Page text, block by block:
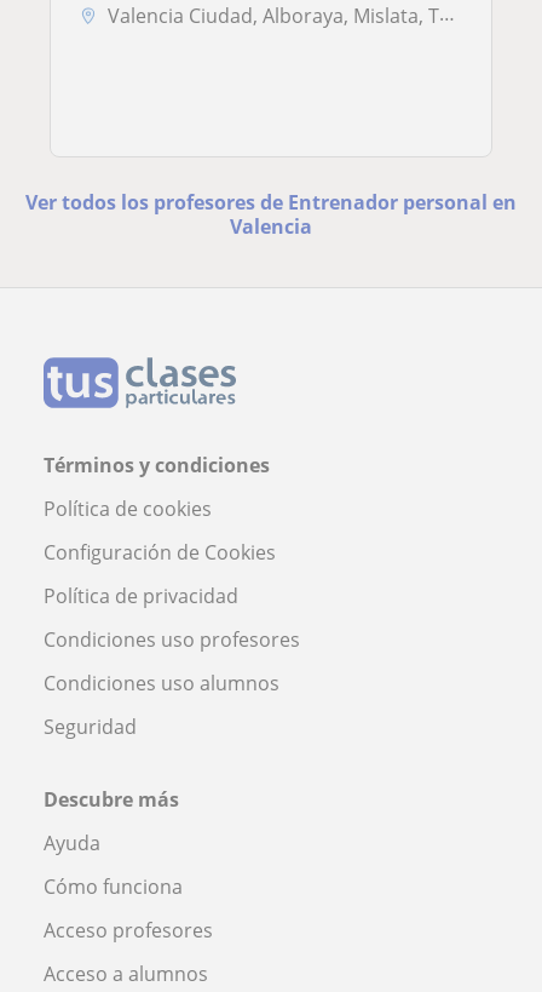
Valencia Ciudad, Alboraya, Mislata, Tavernes Blanques, Valencia (Ciuda...
Ver todos los profesores de Entrenador personal en
Valencia
Términos y condiciones
Política de cookies
Configuración de Cookies
Política de privacidad
Condiciones uso profesores
Condiciones uso alumnos
Seguridad
Descubre más
Ayuda
Cómo funciona
Acceso profesores
Acceso a alumnos